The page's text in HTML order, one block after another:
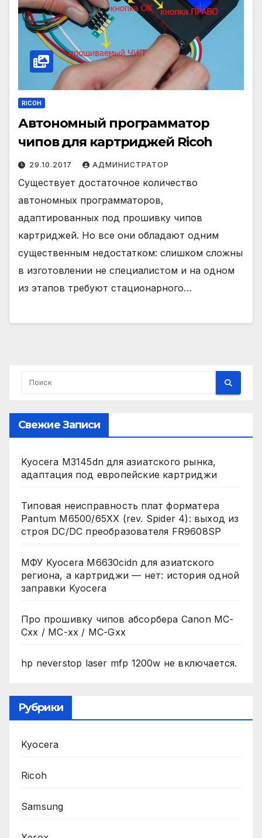
RICOH
Автономный программатор
чипов для картриджей Ricoh
29.10.2017 АДМИНИСТРАТОР
Существует достаточное количество
автономных программаторов,
адаптированных под прошивку чипов
картриджей. Но все они обладают одним
существенным недостатком: слишком сложны
в изготовлении не специалистом и на одном
из этапов требуют стационарного…
Свежие Записи
Kyocera M3145dn для азиатского рынка,
адаптация под европейские картриджи
Типовая неисправность плат форматера
Pantum M6500/65XX (rev. Spider 4): выход из
строя DC/DC преобразователя FR9608SP
МФУ Kyocera M6630cidn для азиатского
региона, а картриджи — нет: история одной
заправки Kyocera
Про прошивку чипов абсорбера Canon MC-
Cxx / MC-xx / MC-Gxx
hp neverstop laser mfp 1200w не включается.
Рубрики
Kyocera
Ricoh
Samsung